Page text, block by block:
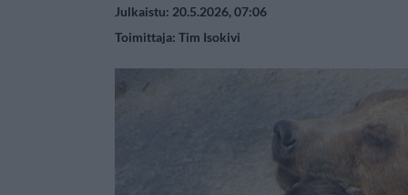
Julkaistu: 20.5.2026, 07:06
Toimittaja: Tim Isokivi